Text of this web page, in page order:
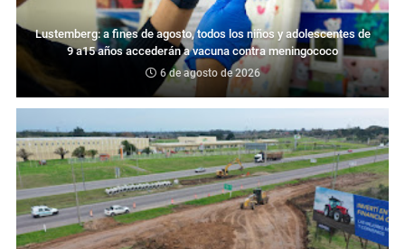
Lustemberg: a fines de agosto, todos los niños y adolescentes de
9 a15 años accederán a vacuna contra meningococo
6 de agosto de 2026